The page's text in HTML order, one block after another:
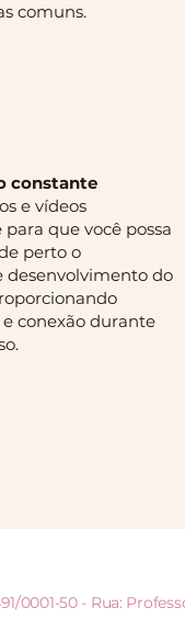
comuns.
constante
e vídeos
que você possa
perto o
desenvolvimento do
conexão durante
0001-50 - Rua: